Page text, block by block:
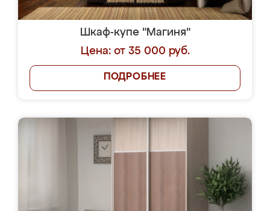
Шкаф-купе "Магиня"
Цена: от 35 000 руб.
ПОДРОБНЕЕ